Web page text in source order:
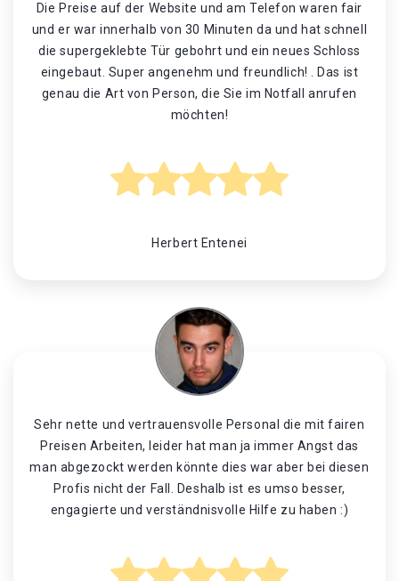
Die Preise auf der Website und am Telefon waren fair
und er war innerhalb von 30 Minuten da und hat schnell
die supergeklebte Tür gebohrt und ein neues Schloss
eingebaut. Super angenehm und freundlich! . Das ist
genau die Art von Person, die Sie im Notfall anrufen
möchten!
Herbert Entenei
Sehr nette und vertrauensvolle Personal die mit fairen
Preisen Arbeiten, leider hat man ja immer Angst das
man abgezockt werden könnte dies war aber bei diesen
Profis nicht der Fall. Deshalb ist es umso besser,
engagierte und verständnisvolle Hilfe zu haben :)